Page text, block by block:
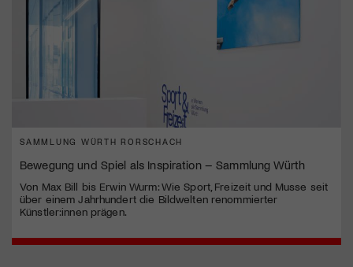
SAMMLUNG WÜRTH RORSCHACH
Bewegung und Spiel als Inspiration – Sammlung Würth
Von Max Bill bis Erwin Wurm: Wie Sport, Freizeit und Musse seit
über einem Jahrhundert die Bildwelten renommierter
Künstler:innen prägen.